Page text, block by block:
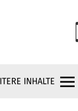
INHALTE